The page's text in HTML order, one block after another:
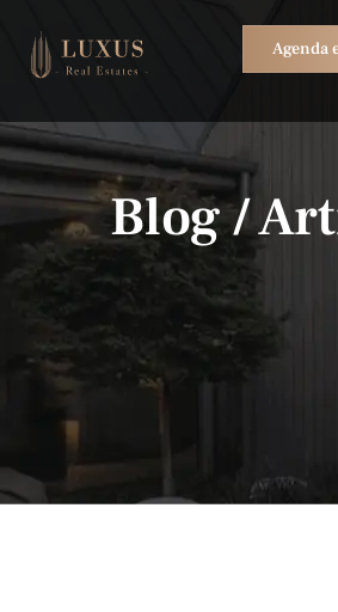
Agenda
Blog /